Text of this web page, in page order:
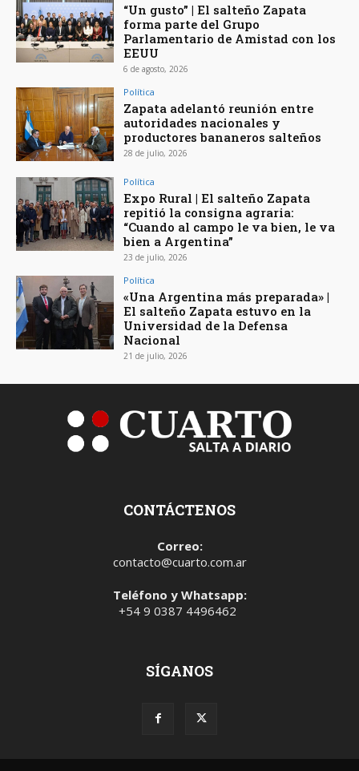
“Un gusto” | El salteño Zapata
forma parte del Grupo
Parlamentario de Amistad con los
EEUU
6 de agosto, 2026
Política
Zapata adelantó reunión entre
autoridades nacionales y
productores bananeros salteños
28 de julio, 2026
Política
Expo Rural | El salteño Zapata
repitió la consigna agraria:
“Cuando al campo le va bien, le va
bien a Argentina”
23 de julio, 2026
Política
«Una Argentina más preparada» |
El salteño Zapata estuvo en la
Universidad de la Defensa
Nacional
21 de julio, 2026
CONTÁCTENOS
Correo:
contacto@cuarto.com.ar
Teléfono y Whatsapp:
+54 9 0387 4496462
SÍGANOS